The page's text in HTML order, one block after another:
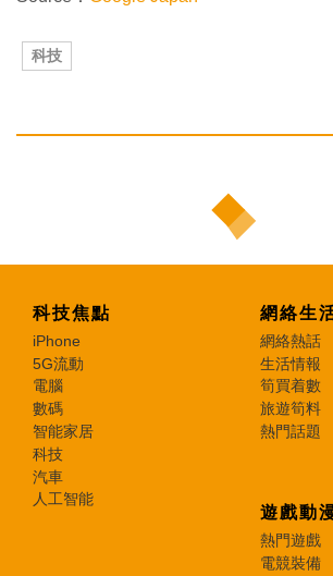
科技
科技焦點
iPhone
5G流動
電腦
數碼
智能家居
科技
汽車
人工智能
網絡生
網絡熱話
生活情報
筍買着數
旅遊筍料
熱門話題
遊戲動
熱門遊戲
電競裝備